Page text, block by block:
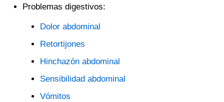
Problemas digestivos:
Dolor abdominal
Retortijones
Hinchazón abdominal
Sensibilidad abdominal
Vómitos